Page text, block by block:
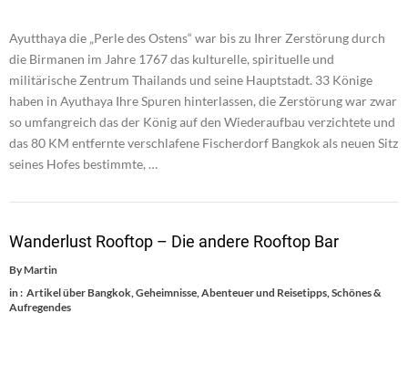
Ayutthaya die „Perle des Ostens“ war bis zu Ihrer Zerstörung durch
die Birmanen im Jahre 1767 das kulturelle, spirituelle und
militärische Zentrum Thailands und seine Hauptstadt. 33 Könige
haben in Ayuthaya Ihre Spuren hinterlassen, die Zerstörung war zwar
so umfangreich das der König auf den Wiederaufbau verzichtete und
das 80 KM entfernte verschlafene Fischerdorf Bangkok als neuen Sitz
seines Hofes bestimmte, …
Wanderlust Rooftop – Die andere Rooftop Bar
ByMartin
in : Artikel über Bangkok,Geheimnisse, Abenteuer und Reisetipps,Schönes &
Aufregendes